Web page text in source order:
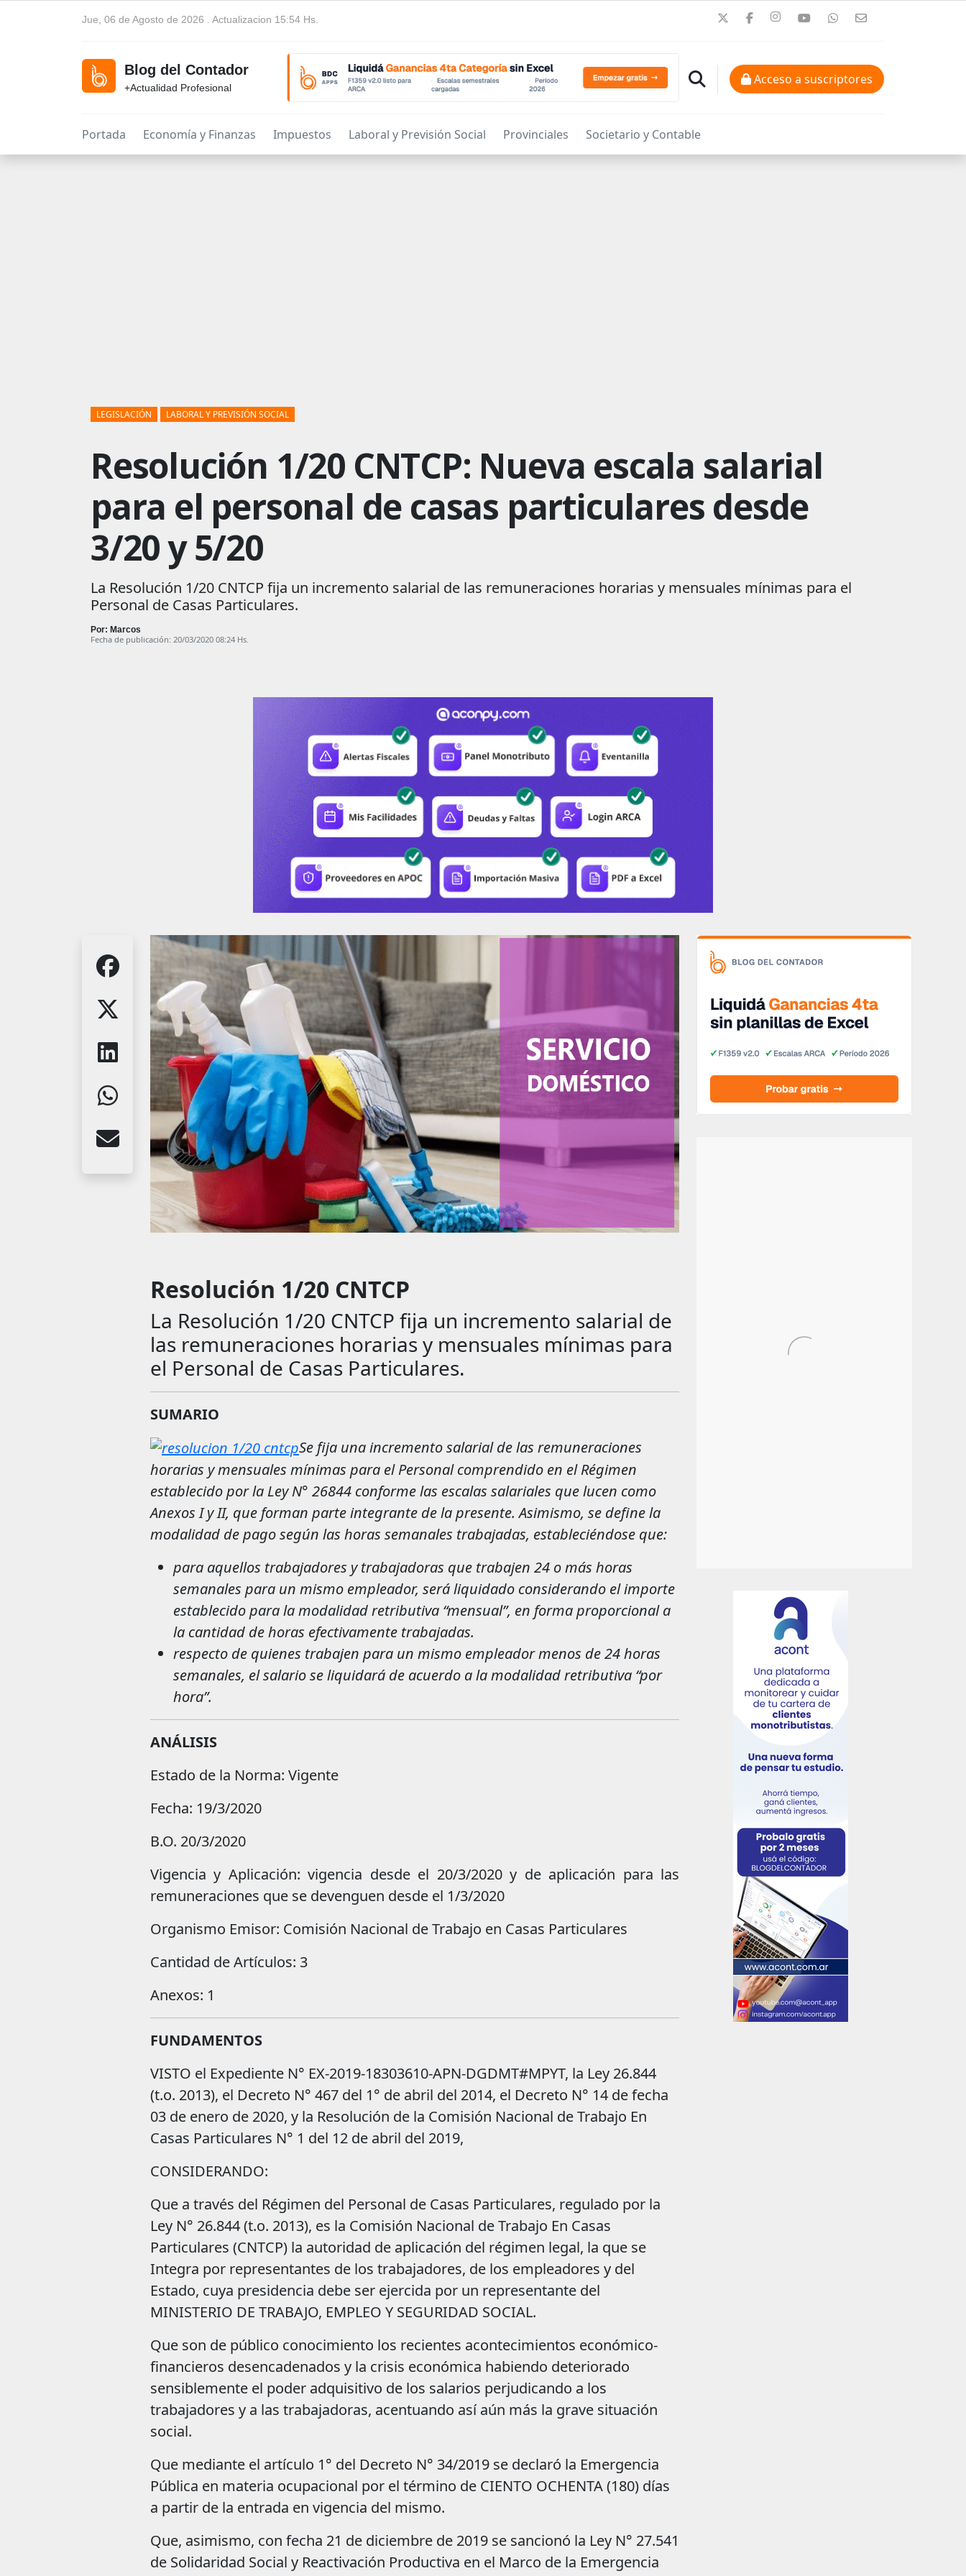
Jue, 06 de Agosto de 2026 . Actualizacion 15:54 Hs.
Blog del Contador
+Actualidad Profesional
Acceso a suscriptores
Portada Economía y Finanzas Impuestos Laboral y Previsión Social Provinciales Societario y Contable
LEGISLACIÓN LABORAL Y PREVISIÓN SOCIAL
Resolución 1/20 CNTCP: Nueva escala salarial
para el personal de casas particulares desde
3/20 y 5/20
La Resolución 1/20 CNTCP fija un incremento salarial de las remuneraciones horarias y mensuales mínimas para el
Personal de Casas Particulares.
Por: Marcos
Fecha de publicación: 20/03/2020 08:24 Hs.
Resolución 1/20 CNTCP
La Resolución 1/20 CNTCP fija un incremento salarial de
las remuneraciones horarias y mensuales mínimas para
el Personal de Casas Particulares.
SUMARIO
Se fija una incremento salarial de las remuneraciones
horarias y mensuales mínimas para el Personal comprendido en el Régimen
establecido por la Ley N° 26844 conforme las escalas salariales que lucen como
Anexos I y II, que forman parte integrante de la presente. Asimismo, se define la
modalidad de pago según las horas semanales trabajadas, estableciéndose que:
para aquellos trabajadores y trabajadoras que trabajen 24 o más horas
semanales para un mismo empleador, será liquidado considerando el importe
establecido para la modalidad retributiva “mensual”, en forma proporcional a
la cantidad de horas efectivamente trabajadas.
respecto de quienes trabajen para un mismo empleador menos de 24 horas
semanales, el salario se liquidará de acuerdo a la modalidad retributiva “por
hora”.
ANÁLISIS
Estado de la Norma: Vigente
Fecha: 19/3/2020
B.O. 20/3/2020
Vigencia y Aplicación: vigencia desde el 20/3/2020 y de aplicación para las
remuneraciones que se devenguen desde el 1/3/2020
Organismo Emisor: Comisión Nacional de Trabajo en Casas Particulares
Cantidad de Artículos: 3
Anexos: 1
FUNDAMENTOS
VISTO el Expediente N° EX-2019-18303610-APN-DGDMT#MPYT, la Ley 26.844
(t.o. 2013), el Decreto N° 467 del 1° de abril del 2014, el Decreto N° 14 de fecha
03 de enero de 2020, y la Resolución de la Comisión Nacional de Trabajo En
Casas Particulares N° 1 del 12 de abril del 2019,
CONSIDERANDO:
Que a través del Régimen del Personal de Casas Particulares, regulado por la
Ley N° 26.844 (t.o. 2013), es la Comisión Nacional de Trabajo En Casas
Particulares (CNTCP) la autoridad de aplicación del régimen legal, la que se
Integra por representantes de los trabajadores, de los empleadores y del
Estado, cuya presidencia debe ser ejercida por un representante del
MINISTERIO DE TRABAJO, EMPLEO Y SEGURIDAD SOCIAL.
Que son de público conocimiento los recientes acontecimientos económico-
financieros desencadenados y la crisis económica habiendo deteriorado
sensiblemente el poder adquisitivo de los salarios perjudicando a los
trabajadores y a las trabajadoras, acentuando así aún más la grave situación
social.
Que mediante el artículo 1° del Decreto N° 34/2019 se declaró la Emergencia
Pública en materia ocupacional por el término de CIENTO OCHENTA (180) días
a partir de la entrada en vigencia del mismo.
Que, asimismo, con fecha 21 de diciembre de 2019 se sancionó la Ley N° 27.541
de Solidaridad Social y Reactivación Productiva en el Marco de la Emergencia